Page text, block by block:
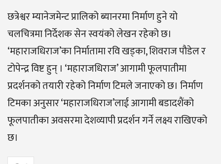
छत्रेश्वर म्यानेजमेन्ट प्रालिको ब्यानरमा निर्माण हुने यो
चलचित्रमा निर्देशक सेन स्वयंको लेखन रहेको छ।
‘महाराजधिराज’का निर्मातामा रवि खड्का, शिवराज पौडेल र
टोपेन्द्र विष्ट हुन् । ‘महाराजधिराज’ आगामी फूलपातीमा
प्रदर्शनको तयारी रहेको निर्माण टिमले जनाएको छ। निर्माण
टिमका अनुसार ‘महाराजधिराज’लाई आगामी बडादशैंको
फूलपातीका अवसरमा देशव्यापी प्रदर्शन गर्ने लक्ष्य राखिएको
छ।